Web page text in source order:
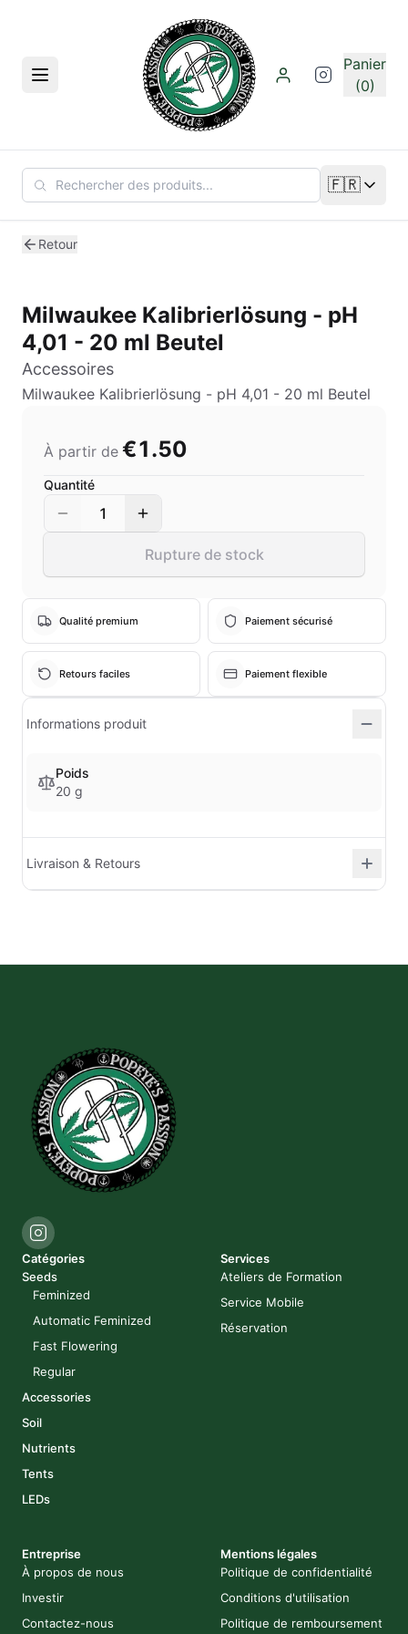
Menu
Panier
(0)
🇫🇷
Changer
Retour
Milwaukee Kalibrierlösung - pH
4,01 - 20 ml Beutel
Accessoires
Milwaukee Kalibrierlösung - pH 4,01 - 20 ml Beutel
À partir de €1.50
Quantité
1
Rupture de stock
Qualité premium Paiement sécurisé
Retours faciles Paiement flexible
Informations produit
Poids
20 g
Livraison & Retours
Catégories
Seeds
Feminized
Automatic Feminized
Fast Flowering
Regular
Accessories
Soil
Nutrients
Tents
LEDs
Services
Ateliers de Formation
Service Mobile
Réservation
Entreprise
À propos de nous
Investir
Contactez-nous
Mentions légales
Politique de confidentialité
Conditions d'utilisation
Politique de remboursement